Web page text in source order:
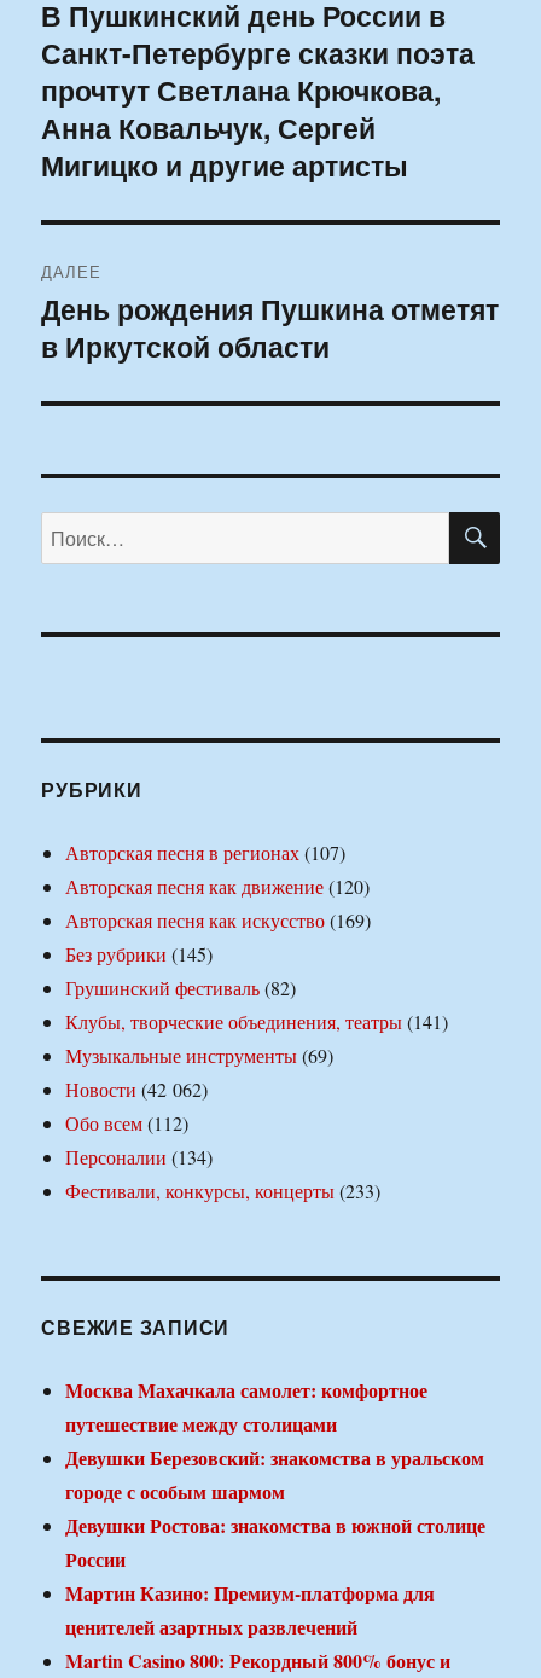
записям
Предыдущая
запись:
В Пушкинский день России в
Санкт-Петербурге сказки поэта
прочтут Светлана Крючкова,
Анна Ковальчук, Сергей
Мигицко и другие артисты
ДАЛЕЕ
Следующая
запись:
День рождения Пушкина отметят
в Иркутской области
Искать:
РУБРИКИ
Авторская песня в регионах(107)
Авторская песня как движение(120)
Авторская песня как искусство(169)
Без рубрики (145)
Грушинский фестиваль(82)
Клубы, творческие объединения, театры(141)
Музыкальные инструменты(69)
Новости (42 062)
Обо всем(112)
Персоналии (134)
Фестивали, конкурсы, концерты(233)
СВЕЖИЕ ЗАПИСИ
Москва Махачкала самолет: комфортное
путешествие между столицами
Девушки Березовский: знакомства в уральском
городе с особым шармом
Девушки Ростова: знакомства в южной столице
России
Мартин Казино: Премиум-платформа для
ценителей азартных развлечений
Martin Casino 800: Рекордный 800% бонус и